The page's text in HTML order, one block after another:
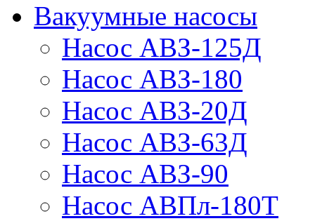
Вакуумные насосы
Насос АВЗ-125Д
Насос АВЗ-180
Насос АВЗ-20Д
Насос АВЗ-63Д
Насос АВЗ-90
Насос АВПл-180Т